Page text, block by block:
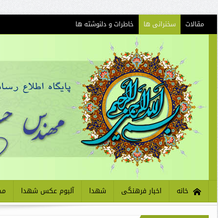
مقالات سخنرانی ها خاطرات و دلنوشته ها
خانه اخبار فرهنگی شهدا آلبوم عکس شهدا